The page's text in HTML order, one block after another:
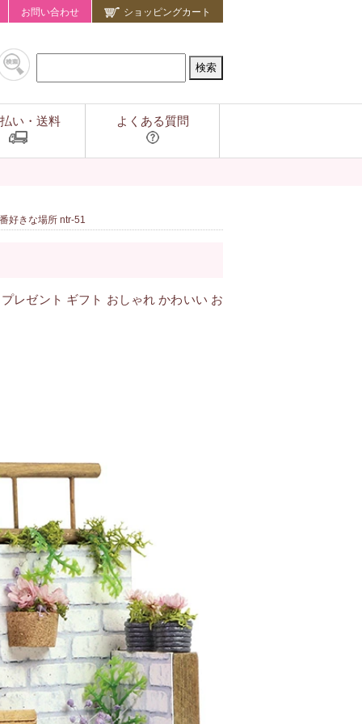
お問い合わせ ショッピングカート
い・送料 よくある質問
好きな場所 ntr-51
レゼント ギフト おしゃれ かわいい お